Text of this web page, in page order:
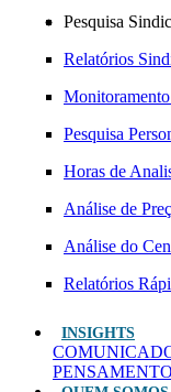
Pesquisa
Relatórios
Pesquisa
Horas de
Análise de
Análise do
Relatórios
INSIGHTS
PENSAMENTO